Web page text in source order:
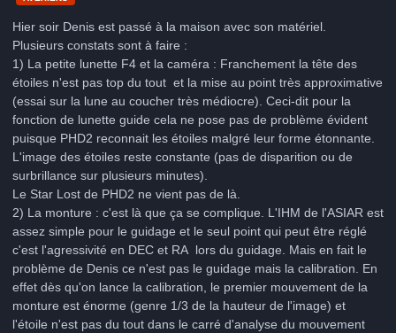
Hier soir Denis est passé à la maison avec son matériel.
Plusieurs constats sont à faire :
1) La petite lunette F4 et la caméra : Franchement la tête des
étoiles n'est pas top du tout et la mise au point très approximative
(essai sur la lune au coucher très médiocre). Ceci-dit pour la
fonction de lunette guide cela ne pose pas de problème évident
puisque PHD2 reconnait les étoiles malgré leur forme étonnante.
L'image des étoiles reste constante (pas de disparition ou de
surbrillance sur plusieurs minutes).
Le Star Lost de PHD2 ne vient pas de là.
2) La monture : c'est là que ça se complique. L'IHM de l'ASIAR est
assez simple pour le guidage et le seul point qui peut être réglé
c'est l'agressivité en DEC et RA lors du guidage. Mais en fait le
problème de Denis ce n'est pas le guidage mais la calibration. En
effet dès qu'on lance la calibration, le premier mouvement de la
monture est énorme (genre 1/3 de la hauteur de l'image) et
l'étoile n'est pas du tout dans le carré d'analyse du mouvement